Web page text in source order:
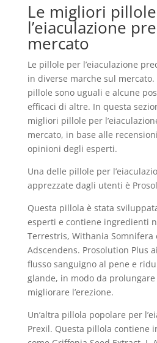
Le migliori
l’eiaculazione
mercato
Le pillole per l’eiaculazione
in diverse marche sul
pillole sono uguali e alcune
efficaci di altre. In questa
migliori pillole per
mercato, in base alle
opinioni degli esperti.
Una delle pillole per
apprezzate dagli utenti è
Questa pillola è stata
esperti e contiene ingredienti
Terrestris, Withania Somnifera
Adscendens. Prosolution Plus
flusso sanguigno al pene e
glande, in modo da prolungare
migliorare l’erezione.
Un’altra pillola popolare per
Prexil. Questa pillola contiene